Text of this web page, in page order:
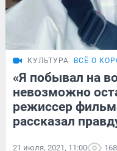
КУЛЬТУРА ВСЁ О
«Я побывал на
невозможно
режиссер
рассказал
21 июля, 2021, 11:00 168